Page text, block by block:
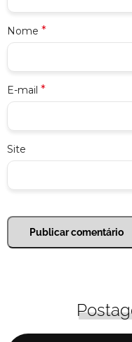
Nome *
E-mail *
Site